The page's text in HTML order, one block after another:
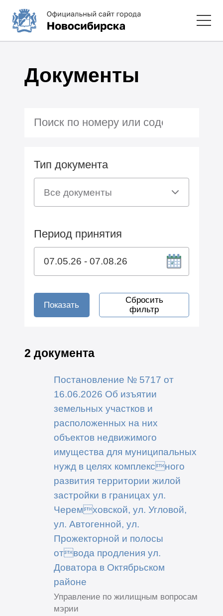
Документы
Тип документа
Период принятия
Показать
Сбросить
фильтр
2 документа
Постановление № 5717 от
16.06.2026 Об изъятии
земельных участков и
расположенных на них
объектов недвижимого
имущества для муниципальных
нужд в целях комплексного
развития территории жилой
застройки в границах ул.
Черемховской, ул. Угловой,
ул. Автогенной, ул.
Прожекторной и полосы
отвода продления ул.
Доватора в Октябрьском
районе
Управление по жилищным вопросам
мэрии